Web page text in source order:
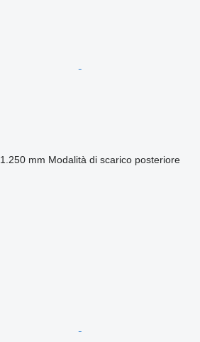
1.250 mm Modalità di scarico posteriore